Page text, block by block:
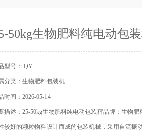
50kg生物肥料纯电动包
型号： QY
分类：生物肥料包装机
时间：2026-05-14
描述：25-50kg生物肥料纯电动包装秤品牌：生物
较好的颗粒物料设计而成的包装机械，采用自流振